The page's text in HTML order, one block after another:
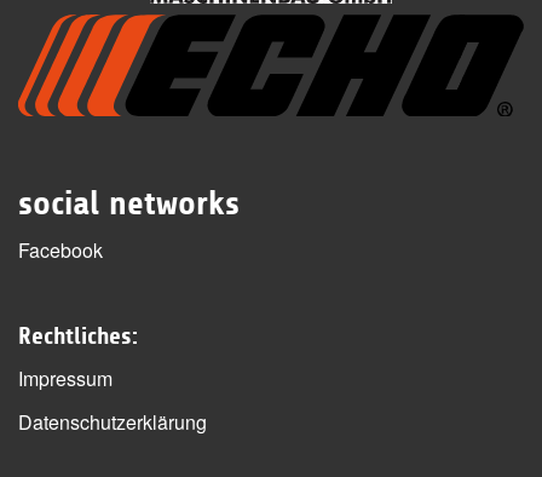
social networks
Facebook
Rechtliches:
Impressum
Datenschutzerklärung